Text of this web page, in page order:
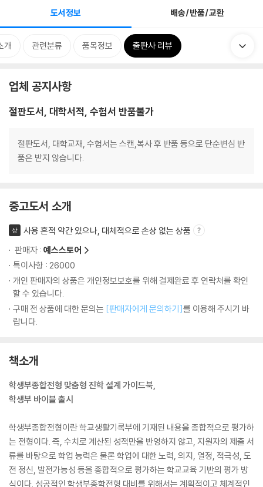
도서정보 배송/반품/교환
개 관련분류 품목정보 출판사 리뷰
업체 공지사항
절판도서, 대학서적, 수험서 반품불가
절판도서, 대학교재, 수험서는 스캔,복사 후 반품 등으로 단순변심 반
품은 받지 않습니다.
중고도서 소개
상
사용 흔적 약간 있으나, 대체적으로 손상 없는 상품
판매자 : 예스스토어
특이사항 : 26000
개인 판매자의 상품은 개인정보보호를 위해 결제완료 후 연락처를 확인
할 수 있습니다.
구매 전 상품에 대한 문의는 [판매자에게 문의하기]를 이용해 주시기 바
랍니다.
책소개
학생부종합전형 맞춤형 진학 설계 가이드북,
학생부 바이블 출시
학생부종합전형이란 학교생활기록부에 기재된 내용을 종합적으로 평가하
는 전형이다. 즉, 수치로 계산된 성적만을 반영하지 않고, 지원자의 제출 서
류를 바탕으로 학업 능력은 물론 학업에 대한 노력, 의지, 열정, 적극성, 도
전 정신, 발전가능성 등을 종합적으로 평가하는 학교교육 기반의 평가 방
식이다. 성공적인 학생부종학전형 대비를 위해서는 계획적이고 체계적인